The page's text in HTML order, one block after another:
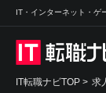
IT・インターネット・ゲ
IT転職ナビTOP > 求